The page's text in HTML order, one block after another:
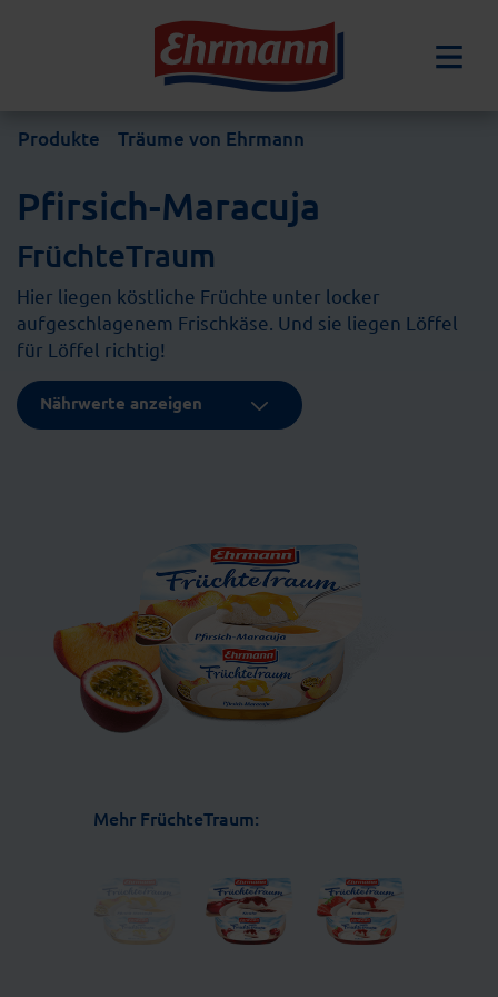
Produkte Träume von Ehrmann
Pfirsich-Maracuja
FrüchteTraum
Hier liegen köstliche Früchte unter locker
aufgeschlagenem Frischkäse. Und sie liegen Löffel
für Löffel richtig!
Nährwerte anzeigen
Mehr FrüchteTraum: